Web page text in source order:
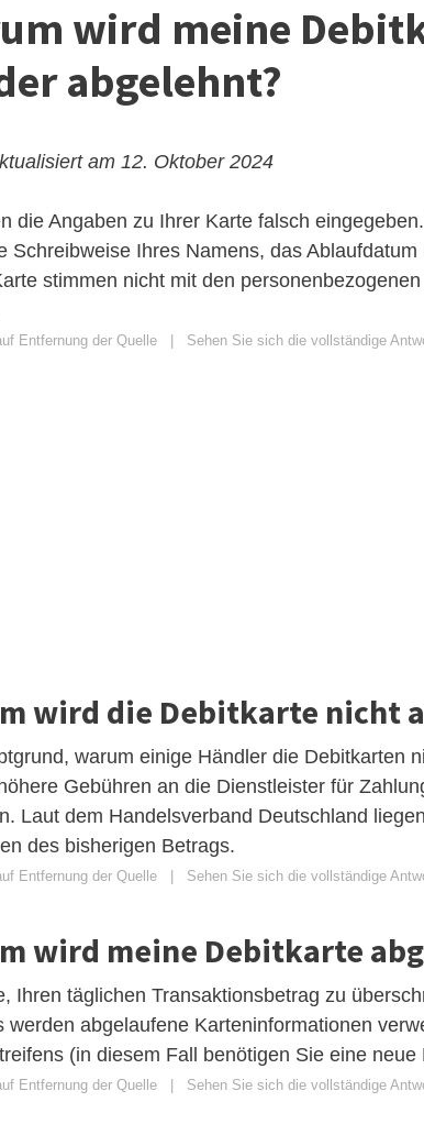
wird meine
abgelehnt?
am 12. Oktober 2024
die Angaben zu Ihrer Karte falsch
Schreibweise Ihres Namens, das
stimmen nicht mit den
Entfernung der Quelle Sehen Sie sich die vollständige
wird die Debitkarte nicht
warum einige Händler die Debitkarten
Gebühren an die Dienstleister für
Laut dem Handelsverband Deutschland
des bisherigen Betrags.
Entfernung der Quelle Sehen Sie sich die vollständige
wird meine Debitkarte
Ihren täglichen Transaktionsbetrag zu
werden abgelaufene Karteninformationen
(in diesem Fall benötigen Sie eine neue
Entfernung der Quelle Sehen Sie sich die vollständige